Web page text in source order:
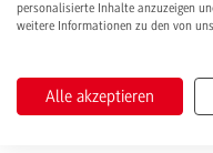
personalisierte Inhalte anzuzeigen
weitere Informationen zu den von
Alle akzeptieren